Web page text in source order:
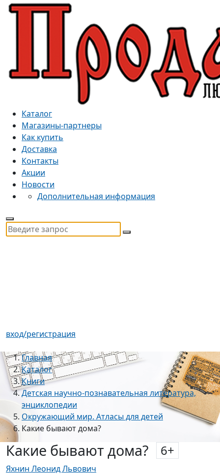
Каталог
Магазины-партнеры
Как купить
Доставка
Контакты
Акции
Новости
Дополнительная информация
вход/регистрация
Главная
Каталог
Книги
Детская научно-познавательная литература,
энциклопедии
Окружающий мир. Атласы для детей
Какие бывают дома?
Какие бывают дома? 6+
Яхнин Леонид Львович